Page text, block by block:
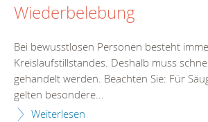
Wiederbelebung
Bei bewusstlosen Personen besteht
Kreislaufstillstandes. Deshalb muss
gehandelt werden. Beachten Sie: Für
gelten besondere...
Weiterlesen